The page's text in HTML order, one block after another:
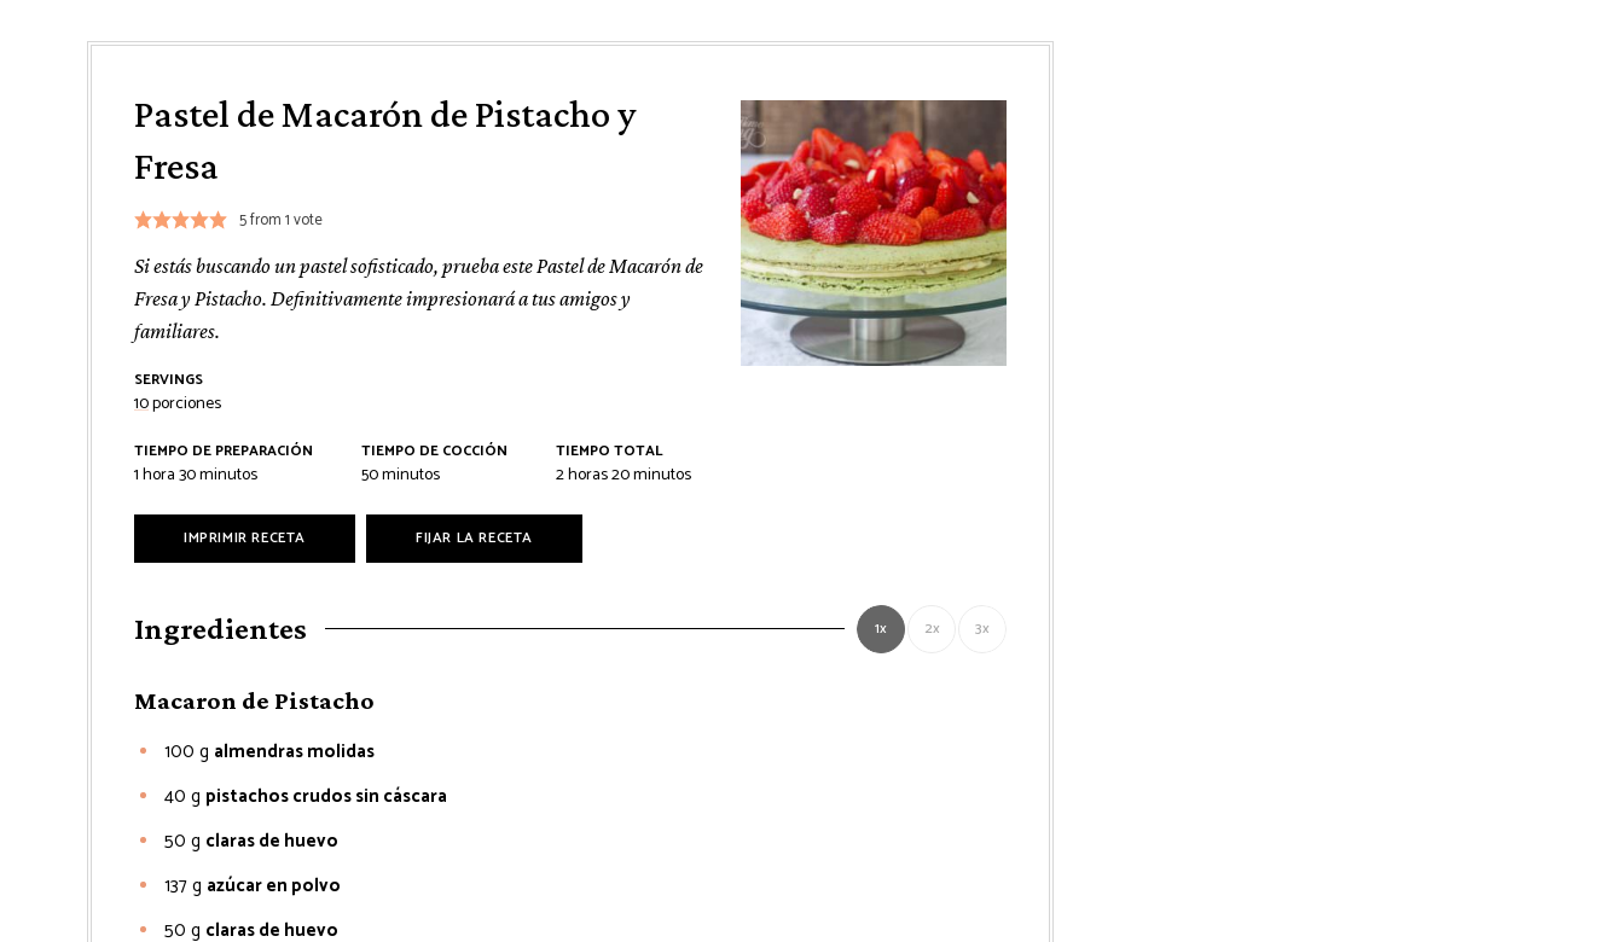
Pastel de Macarón de Pistacho y
Fresa
5from 1 vote
Si estás buscando un pastel sofisticado, prueba este Pastel de Macarón de
Fresa y Pistacho. Definitivamente impresionará a tus amigos y
familiares.
SERVINGS
10porciones
TIEMPO DE PREPARACIÓN
1hora
hora30minutos
minutos
TIEMPO DE COCCIÓN
50minutos
minutos
TIEMPO TOTAL
2horas
horas20minutos
minutos
IMPRIMIR RECETA FIJAR LA RECETA
Ingredientes 1x 2x 3x
Macaron de Pistacho
100 g almendras molidas
40 g pistachos crudos sin cáscara
50 g claras de huevo
137g azúcar en polvo
50 g claras de huevo